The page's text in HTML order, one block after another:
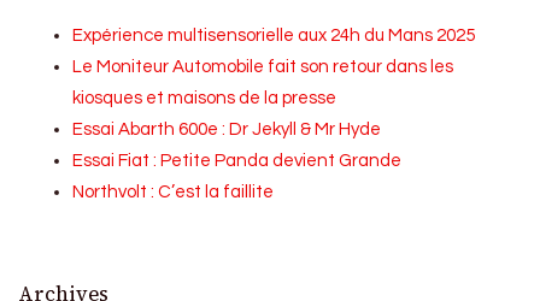
Expérience multisensorielle aux 24h du Mans 2025
Le Moniteur Automobile fait son retour dans les
kiosques et maisons de la presse
Essai Abarth 600e : Dr Jekyll & Mr Hyde
Essai Fiat : Petite Panda devient Grande
Northvolt : C’est la faillite
Archives